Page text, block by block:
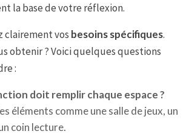
la base de votre réflexion.
clairement vos besoins spécifiques.
obtenir ? Voici quelques questions
:
doit remplir chaque espace ?
éléments comme une salle de jeux, un
coin lecture.